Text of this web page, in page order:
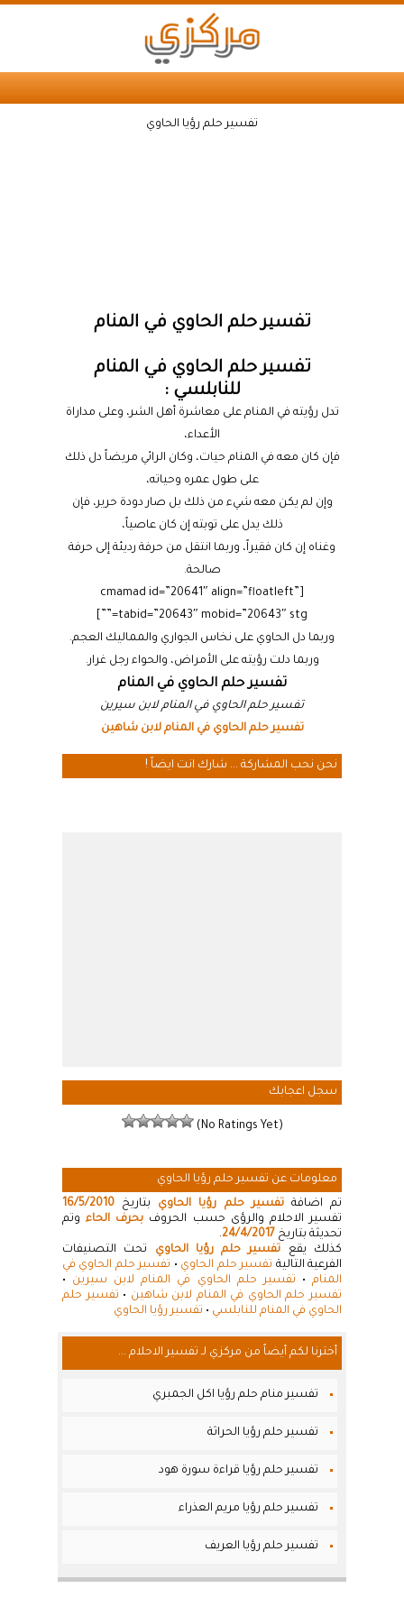
تفسير حلم رؤيا الحاوي
تفسير حلم الحاوي في المنام
تفسير حلم الحاوي في المنام
للنابلسي :
تدل رؤيته في المنام على معاشرة أهل الشر، وعلى مداراة
الأعداء،
فإن كان معه في المنام حيات، وكان الرائي مريضاً دل ذلك
على طول عمره وحياته،
وإن لم يكن معه شيء من ذلك بل صار دودة حرير، فإن
ذلك يدل على توبته إن كان عاصياً،
وغناه إن كان فقيراً، وربما انتقل من حرفة رديئة إلى حرفة
صالحة.
[cmamad id=”20641″ align=”floatleft”
tabid=”20643″ mobid=”20643″ stg=””]
وربما دل الحاوي على نخاس الجواري والمماليك العجم.
وربما دلت رؤيته على الأمراض، والحواء رجل غرار.
تفسير حلم الحاوي في المنام
تفسير حلم الحاوي في المنام لابن سيرين
تفسير حلم الحاوي في المنام لابن شاهين
نحن نحب المشاركة ... شارك انت ايضاً !
سجل اعجابك
(No Ratings Yet)
معلومات عن تفسير حلم رؤيا الحاوي
تم اضافةتفسير حلم رؤيا الحاوي بتاريخ 16/5/2010
تفسير الاحلام والرؤى حسب الحروف بحرف الحاءوتم
تحديثة بتاريخ 24/4/2017
.
كذلك يقع تفسير حلم رؤيا الحاوي
تحت التصنيفات
الفرعية التالية تفسير حلم الحاوي • تفسير حلم الحاوي في
المنام• تفسير حلم الحاوي في المنام لابن سيرين •
تفسير حلم الحاوي في المنام لابن شاهين • تفسير حلم
الحاوي في المنام للنابلسي • تفسير رؤيا الحاوي
أخترنا لكم أيضاً من مركزي لـ تفسير الاحلام ...
تفسير منام حلم رؤيا اكل الجمبري
تفسير حلم رؤيا الحراثة
تفسير حلم رؤيا قراءة سورة هود
تفسير حلم رؤيا مريم العذراء
تفسير حلم رؤيا العريف